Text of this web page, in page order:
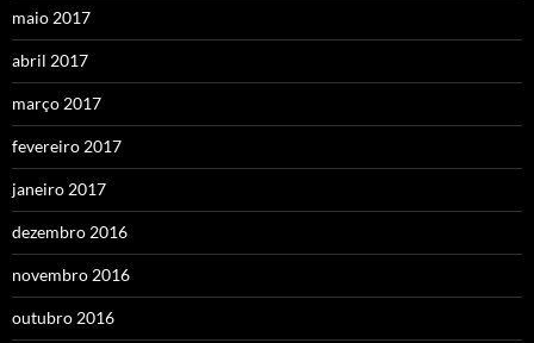
maio 2017
abril 2017
março 2017
fevereiro 2017
janeiro 2017
dezembro 2016
novembro 2016
outubro 2016